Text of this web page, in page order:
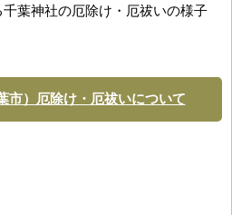
葉神社の厄除け・厄祓いの様子
市）厄除け・厄祓いについて